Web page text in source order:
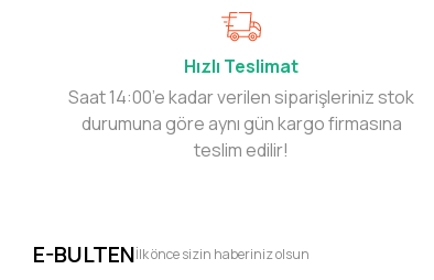
Hızlı Teslimat
Saat 14:00’e kadar verilen siparişleriniz stok
durumuna göre aynı gün kargo firmasına
teslim edilir!
E-BULTENİlk önce sizin haberiniz olsun